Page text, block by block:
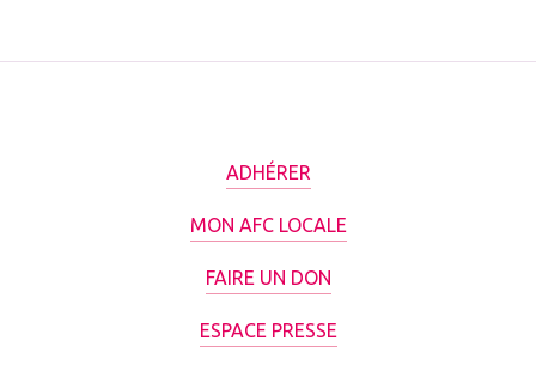
ADHÉRER
MON AFC LOCALE
FAIRE UN DON
ESPACE PRESSE